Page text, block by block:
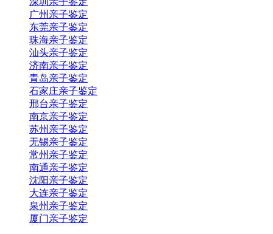
广州亲子鉴定
东莞亲子鉴定
珠海亲子鉴定
汕头亲子鉴定
济南亲子鉴定
青岛亲子鉴定
石家庄亲子鉴定
邢台亲子鉴定
南京亲子鉴定
苏州亲子鉴定
无锡亲子鉴定
常州亲子鉴定
南通亲子鉴定
沈阳亲子鉴定
大连亲子鉴定
泉州亲子鉴定
厦门亲子鉴定